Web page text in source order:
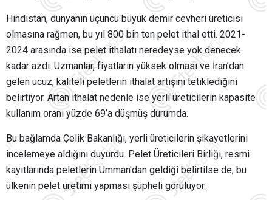
Hindistan, dünyanın üçüncü büyük demir cevheri üreticisi
olmasına rağmen, bu yıl 800 bin ton pelet ithal etti. 2021-
2024 arasında ise pelet ithalatı neredeyse yok denecek
kadar azdı. Uzmanlar, fiyatların yüksek olması ve İran’dan
gelen ucuz, kaliteli peletlerin ithalat artışını tetiklediğini
belirtiyor. Artan ithalat nedenle ise yerli üreticilerin kapasite
kullanım oranı yüzde 69’a düşmüş durumda.
Bu bağlamda Çelik Bakanlığı, yerli üreticilerin şikayetlerini
incelemeye aldığını duyurdu. Pelet Üreticileri Birliği, resmi
kayıtlarında peletlerin Umman'dan geldiği belirtilse de, bu
ülkenin pelet üretimi yapması şüpheli görülüyor.